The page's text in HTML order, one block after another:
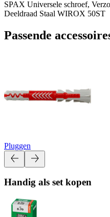
SPAX Universele schroef,
Deeldraad Staal WIROX 50ST
Passende
Pluggen
Handig als set kopen